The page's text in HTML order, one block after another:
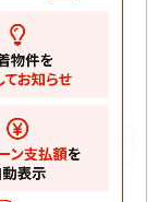
末吉
2
りに追加